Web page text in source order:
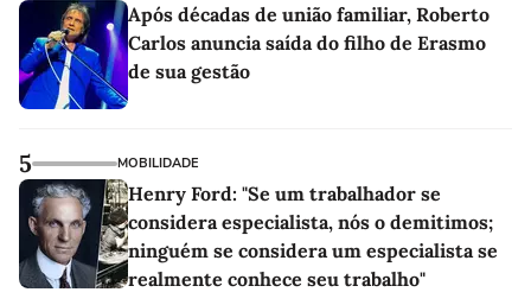
Após décadas de união familiar, Roberto
Carlos anuncia saída do filho de Erasmo
de sua gestão
5 MOBILIDADE
Henry Ford: "Se um trabalhador se
considera especialista, nós o demitimos;
ninguém se considera um especialista se
realmente conhece seu trabalho"